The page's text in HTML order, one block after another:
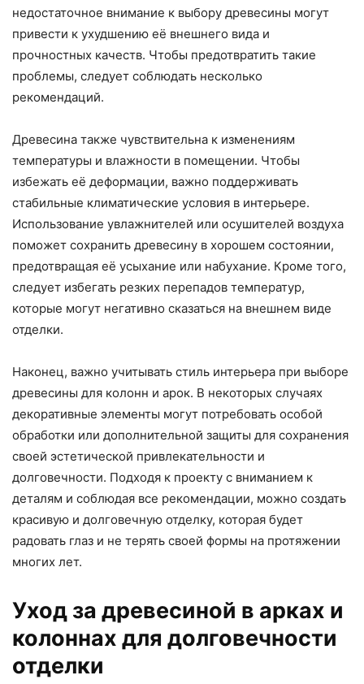
недостаточное внимание к выбору древесины могут
привести к ухудшению её внешнего вида и
прочностных качеств. Чтобы предотвратить такие
проблемы, следует соблюдать несколько
рекомендаций.
Древесина также чувствительна к изменениям
температуры и влажности в помещении. Чтобы
избежать её деформации, важно поддерживать
стабильные климатические условия в интерьере.
Использование увлажнителей или осушителей воздуха
поможет сохранить древесину в хорошем состоянии,
предотвращая её усыхание или набухание. Кроме того,
следует избегать резких перепадов температур,
которые могут негативно сказаться на внешнем виде
отделки.
Наконец, важно учитывать стиль интерьера при выборе
древесины для колонн и арок. В некоторых случаях
декоративные элементы могут потребовать особой
обработки или дополнительной защиты для сохранения
своей эстетической привлекательности и
долговечности. Подходя к проекту с вниманием к
деталям и соблюдая все рекомендации, можно создать
красивую и долговечную отделку, которая будет
радовать глаз и не терять своей формы на протяжении
многих лет.
Уход за древесиной в арках и
колоннах для долговечности
отделки